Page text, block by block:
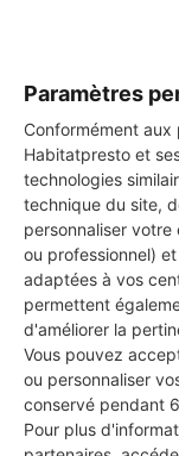
Paramètres
Conformément
Habitatpresto et
technologies
technique du site,
personnaliser
ou professionnel)
adaptées à vos
permettent
d'améliorer la
Vous pouvez
ou personnaliser
conservé pendant
Pour plus
Vous souhaitez